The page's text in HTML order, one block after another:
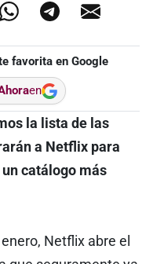
favorita en Google
en
la lista de las
a Netflix para
catálogo más
Netflix abre el